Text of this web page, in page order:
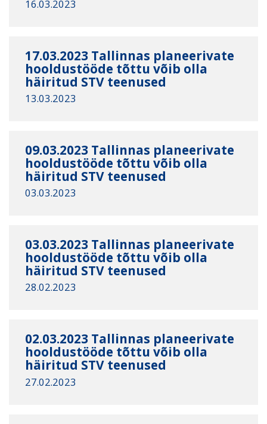
16.03.2023
17.03.2023 Tallinnas planeerivate
hooldustööde tõttu võib olla
häiritud STV teenused
13.03.2023
09.03.2023 Tallinnas planeerivate
hooldustööde tõttu võib olla
häiritud STV teenused
03.03.2023
03.03.2023 Tallinnas planeerivate
hooldustööde tõttu võib olla
häiritud STV teenused
28.02.2023
02.03.2023 Tallinnas planeerivate
hooldustööde tõttu võib olla
häiritud STV teenused
27.02.2023